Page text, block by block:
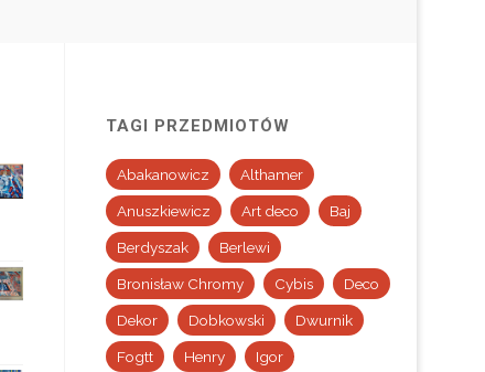
TAGI PRZEDMIOTÓW
Abakanowicz Althamer
Anuszkiewicz Art deco Baj
Berdyszak Berlewi
Bronisław Chromy Cybis Deco
Dekor Dobkowski Dwurnik
Fogtt Henry Igor